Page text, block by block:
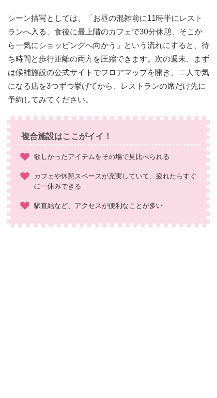
シーン描写としては、「お昼の混雑前に11時半にレスト
ランへ入る、食後に最上階のカフェで30分休憩、そこか
ら一気にショッピングへ向かう」という流れにすると、待
ち時間と歩行距離の両方を圧縮できます。次の週末、まず
は候補施設の公式サイトでフロアマップを開き、二人で気
になる店を3つずつ挙げてから、レストランの席だけ先に
予約してみてください。
複合施設はここがイイ！
欲しかったアイテムをその場で見比べられる
カフェや休憩スペースが充実していて、疲れたらすぐ
に一休みできる
駅直結など、アクセスが便利なことが多い